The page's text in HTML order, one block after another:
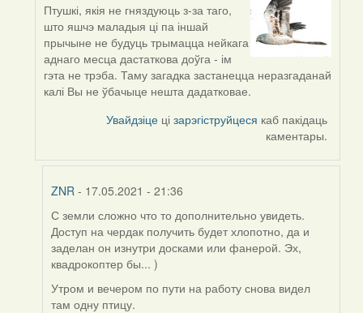
In
reply
to
by
ZNR
Птушкі, якія не гняздуюць з-за таго,
што яшчэ маладыя ці па іншай
прычыне не будуць трымацца нейкага
аднаго месца дастаткова доўга - ім
гэта не трэба. Таму загадка застанецца неразгаданай
калі Вы не ўбачыце нешта дадатковае.
Увайдзіце цізарэгіструйцеся каб пакідаць
каментары.
ZNR - 17.05.2021 - 21:36
In
reply
to
by
Harrier
С земли сложно что то дополнительно увидеть.
Доступ на чердак получить будет хлопотно, да и
заделан он изнутри досками или фанерой. Эх,
квадрокоптер бы... )
Утром и вечером по пути на работу снова видел
там одну птицу.